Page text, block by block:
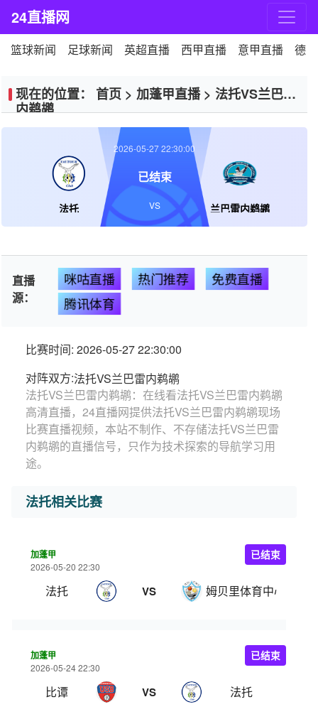
24直播网
篮球新闻 足球新闻 英超直播 西甲直播 意甲直播 德
现在的位置： 首页 > 加蓬甲直播> 法托VS兰巴雷
内鹈鹕
法托 兰巴雷内鹈鹕
2026-05-27 22:30:00
已结束
VS
直播
源：
咪咕直播 热门推荐
免费直播
腾讯体育
比赛时间: 2026-05-27 22:30:00
对阵双方:法托VS兰巴雷内鹈鹕
法托VS兰巴雷内鹈鹕：在线看法托VS兰巴雷内鹈鹕
高清直播，24直播网提供法托VS兰巴雷内鹈鹕现场
比赛直播视频，本站不制作、不存储法托VS兰巴雷
内鹈鹕的直播信号，只作为技术探索的导航学习用
途。
法托相关比赛
加蓬甲
2026-05-20 22:30
法托 VS 姆贝里体育中心
已结束
加蓬甲
2026-05-24 22:30
比谭 VS 法托
已结束